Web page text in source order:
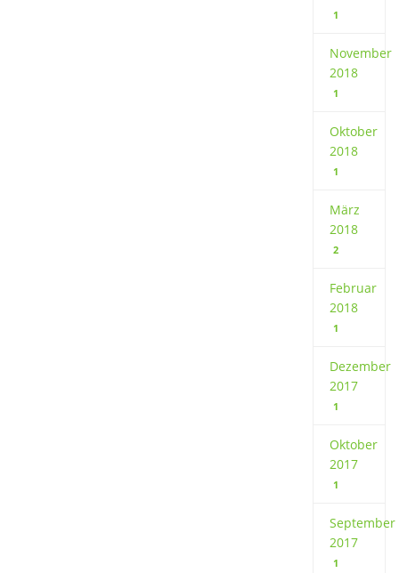
1
November
2018
1
Oktober
2018
1
März
2018
2
Februar
2018
1
Dezember
2017
1
Oktober
2017
1
September
2017
1